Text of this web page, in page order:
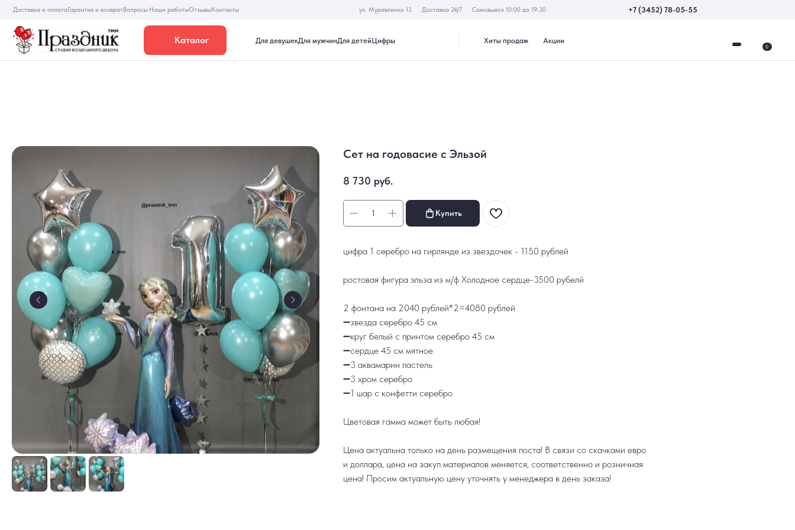
Доставка и оплатаГарантия и возвратВопросыНаши работыОтзывыКонтакты ул. Муравленко 13 Доставка 24/7 Самовывоз 10:00 до 19:30
Каталог Для девушек Для мужчинДля детей Цифры
Сет на годовасие с Эльзой
8 730 руб.
Купить
цифра 1 серебро на гирлянде из звездочек - 1150 рублей
ростовая фигура эльза из м/ф Холодное сердце-3500 рубелй
2 фонтана на 2040 рублей*2=4080 рублей
➖звезда серебро 45 см
➖круг белый с принтом серебро 45 см
➖сердце 45 см мятное
➖3 аквамарин пастель
➖3 хром серебро
➖1 шар с конфетти серебро
Цветовая гамма может быть любая!
Цена актуальна только на день размещения поста! В связи со скачками евро
и доллара, цена на закуп материалов меняется, соответственно и розничная
цена! Просим актуальную цену уточнять у менеджера в день заказа!